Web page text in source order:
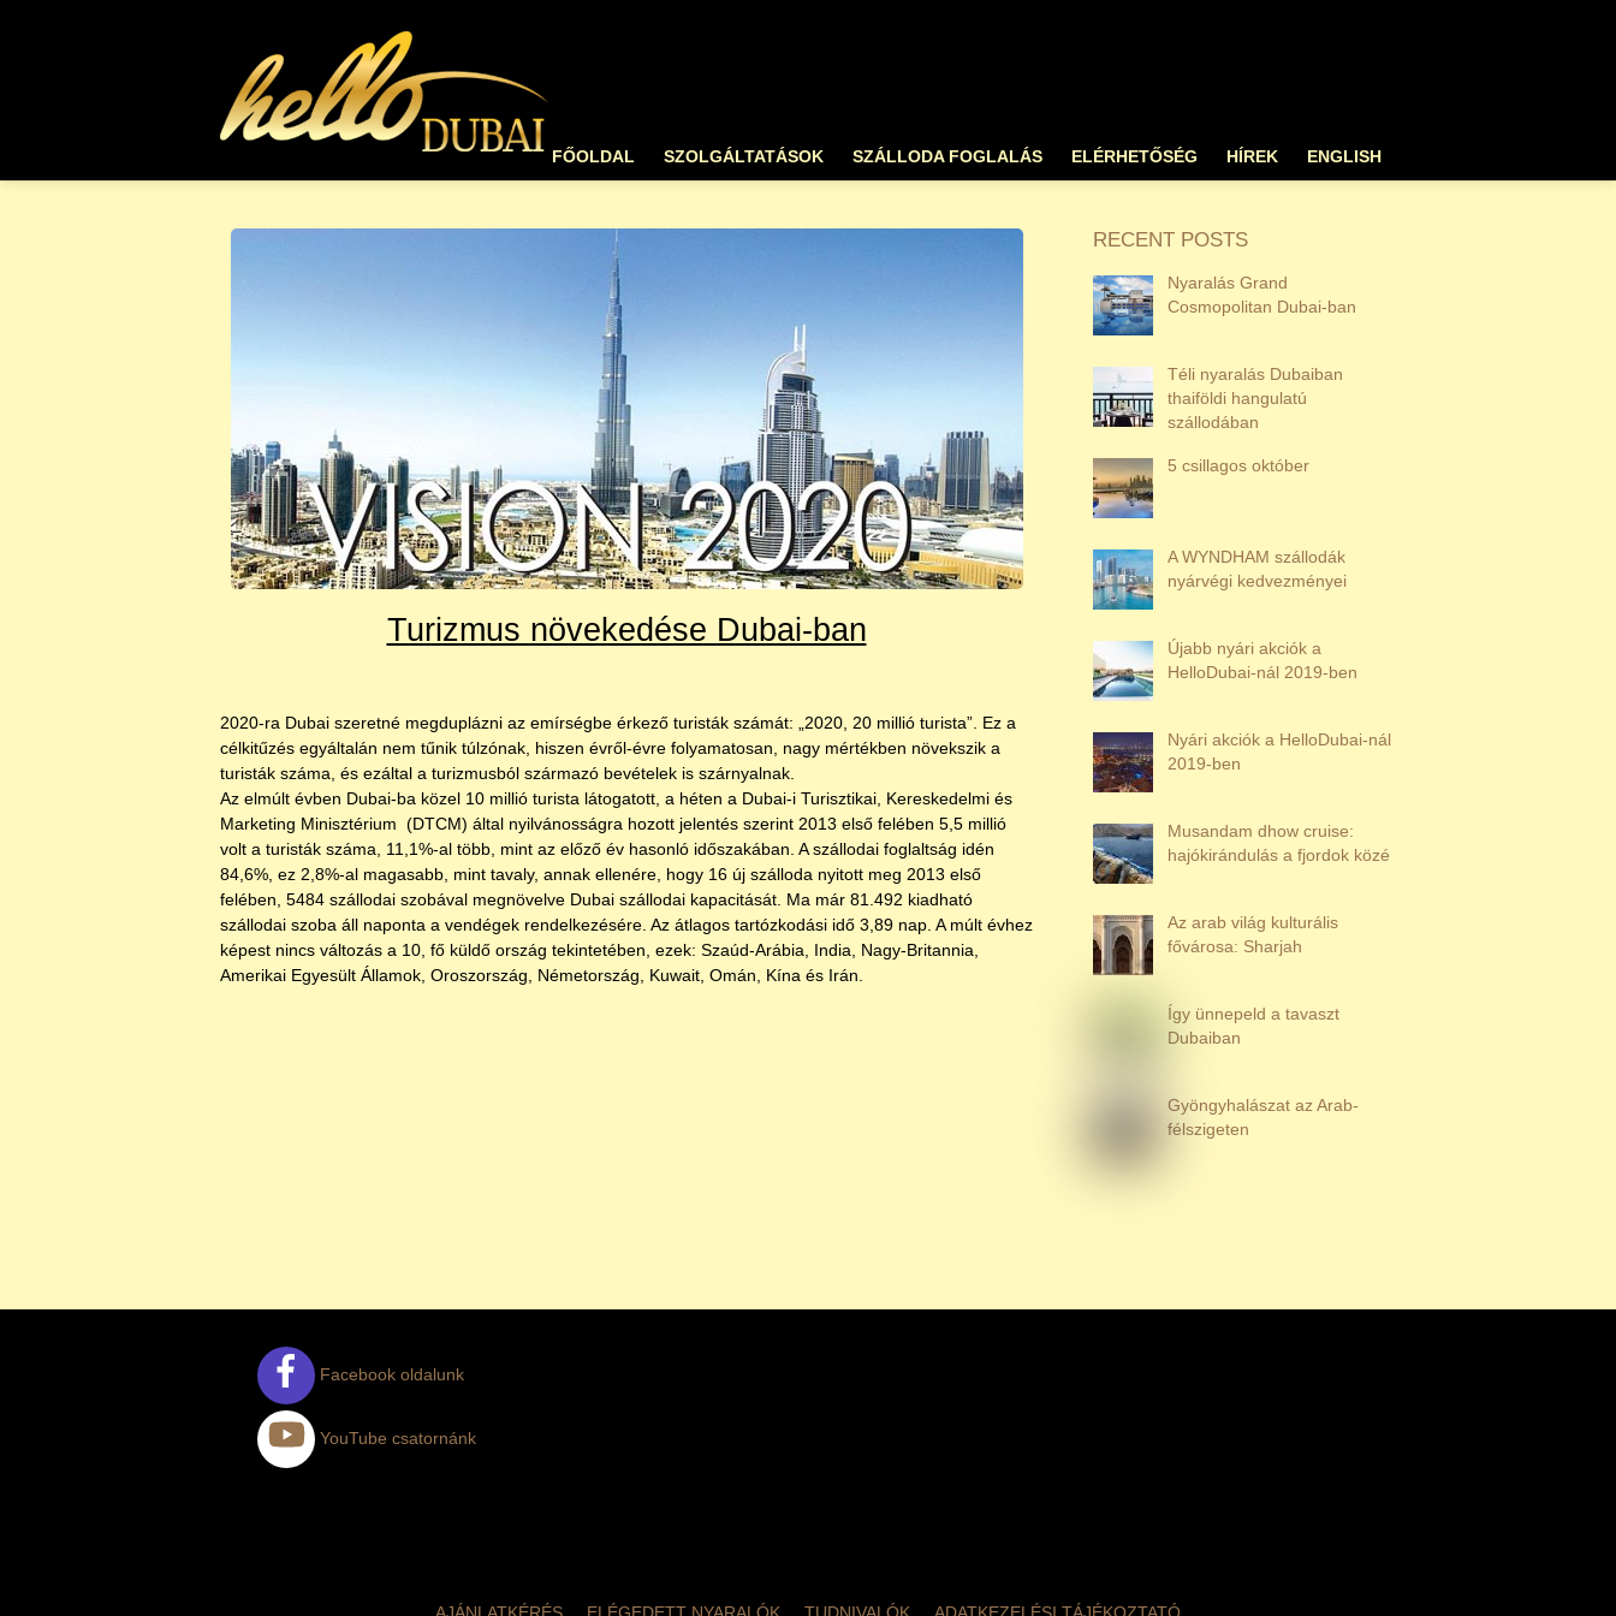
FŐOLDAL SZOLGÁLTATÁSOK SZÁLLODA FOGLALÁS ELÉRHETŐSÉG HÍREK ENGLISH
Turizmus növekedése Dubai-ban
2020-ra Dubai szeretné megduplázni az emírségbe érkező turisták számát: „2020, 20 millió turista”. Ez a
célkitűzés egyáltalán nem tűnik túlzónak, hiszen évről-évre folyamatosan, nagy mértékben növekszik a
turisták száma, és ezáltal a turizmusból származó bevételek is szárnyalnak.
Az elmúlt évben Dubai-ba közel 10 millió turista látogatott, a héten a Dubai-i Turisztikai, Kereskedelmi és
Marketing Minisztérium (DTCM) által nyilvánosságra hozott jelentés szerint 2013 első felében 5,5 millió
volt a turisták száma, 11,1%-al több, mint az előző év hasonló időszakában. A szállodai foglaltság idén
84,6%, ez 2,8%-al magasabb, mint tavaly, annak ellenére, hogy 16 új szálloda nyitott meg 2013 első
felében, 5484 szállodai szobával megnövelve Dubai szállodai kapacitását. Ma már 81.492 kiadható
szállodai szoba áll naponta a vendégek rendelkezésére. Az átlagos tartózkodási idő 3,89 nap. A múlt évhez
képest nincs változás a 10, fő küldő ország tekintetében, ezek: Szaúd-Arábia, India, Nagy-Britannia,
Amerikai Egyesült Államok, Oroszország, Németország, Kuwait, Omán, Kína és Irán.
RECENT POSTS
Nyaralás Grand
Cosmopolitan Dubai-ban
Téli nyaralás Dubaiban
thaiföldi hangulatú
szállodában
5 csillagos október
A WYNDHAM szállodák
nyárvégi kedvezményei
Újabb nyári akciók a
HelloDubai-nál 2019-ben
Nyári akciók a HelloDubai-nál
2019-ben
Musandam dhow cruise:
hajókirándulás a fjordok közé
Az arab világ kulturális
fővárosa: Sharjah
Így ünnepeld a tavaszt
Dubaiban
Gyöngyhalászat az Arab-
félszigeten
Facebook oldalunk
YouTube csatornánk